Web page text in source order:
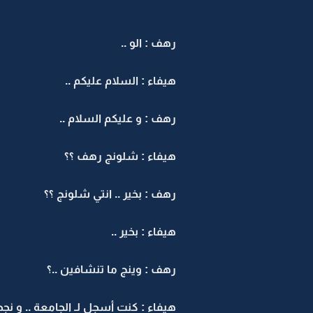
رهف : الو ..
هيفاء : السلام عليكم ..
رهف : و عليكم السلام ..
هيفاء : شلونج رهف ؟؟
رهف : بخير .. انتي شلونج ؟؟
هيفاء : بخير ..
رهف : وينج ما تنشافين ..؟
هيفاء : كنت أسجل لـ الجامعة .. و